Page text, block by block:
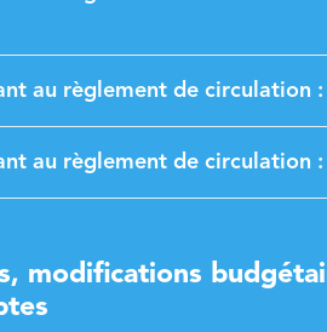
au règlement de circulation :
au règlement de circulation :
modifications